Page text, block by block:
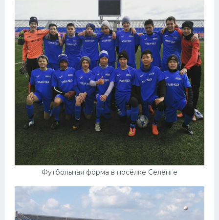
Футбольная форма в посёлке Селенге